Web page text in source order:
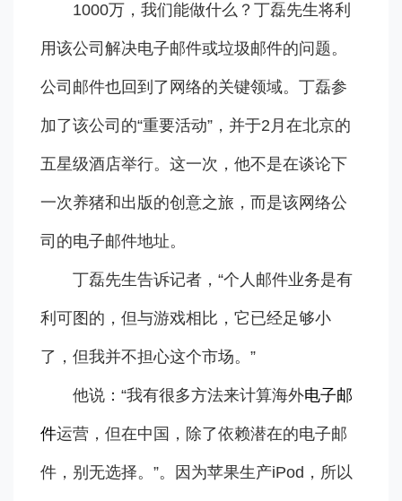
1000万，我们能做什么？丁磊先生将利
用该公司解决电子邮件或垃圾邮件的问题。
公司邮件也回到了网络的关键领域。丁磊参
加了该公司的“重要活动”，并于2月在北京的
五星级酒店举行。这一次，他不是在谈论下
一次养猪和出版的创意之旅，而是该网络公
司的电子邮件地址。
丁磊先生告诉记者，“个人邮件业务是有
利可图的，但与游戏相比，它已经足够小
了，但我并不担心这个市场。”
他说：“我有很多方法来计算海外电子邮
件运营，但在中国，除了依赖潜在的电子邮
件，别无选择。”。因为苹果生产iPod，所以